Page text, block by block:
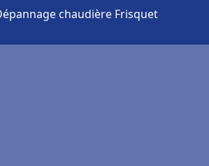
chaudière Frisquet